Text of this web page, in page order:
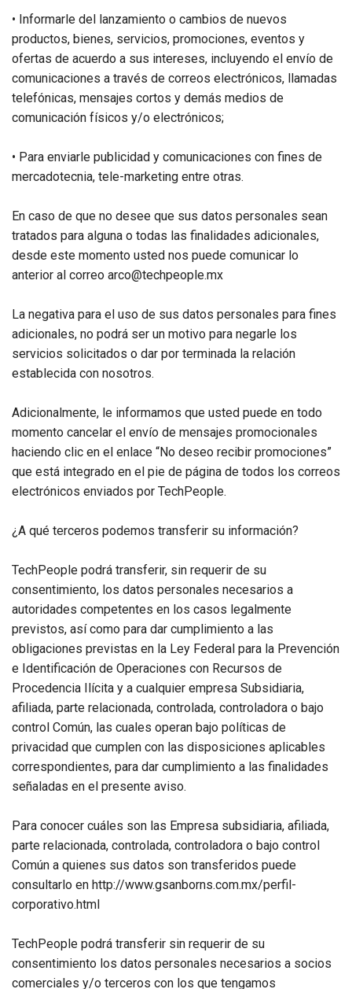
• Informarle del lanzamiento o cambios de nuevos
productos, bienes, servicios, promociones, eventos y
ofertas de acuerdo a sus intereses, incluyendo el envío de
comunicaciones a través de correos electrónicos, llamadas
telefónicas, mensajes cortos y demás medios de
comunicación físicos y/o electrónicos;
• Para enviarle publicidad y comunicaciones con fines de
mercadotecnia, tele-marketing entre otras.
En caso de que no desee que sus datos personales sean
tratados para alguna o todas las finalidades adicionales,
desde este momento usted nos puede comunicar lo
anterior al correo arco@techpeople.mx
La negativa para el uso de sus datos personales para fines
adicionales, no podrá ser un motivo para negarle los
servicios solicitados o dar por terminada la relación
establecida con nosotros.
Adicionalmente, le informamos que usted puede en todo
momento cancelar el envío de mensajes promocionales
haciendo clic en el enlace “No deseo recibir promociones”
que está integrado en el pie de página de todos los correos
electrónicos enviados por TechPeople.
¿A qué terceros podemos transferir su información?
TechPeople podrá transferir, sin requerir de su
consentimiento, los datos personales necesarios a
autoridades competentes en los casos legalmente
previstos, así como para dar cumplimiento a las
obligaciones previstas en la Ley Federal para la Prevención
e Identificación de Operaciones con Recursos de
Procedencia Ilícita y a cualquier empresa Subsidiaria,
afiliada, parte relacionada, controlada, controladora o bajo
control Común, las cuales operan bajo políticas de
privacidad que cumplen con las disposiciones aplicables
correspondientes, para dar cumplimiento a las finalidades
señaladas en el presente aviso.
Para conocer cuáles son las Empresa subsidiaria, afiliada,
parte relacionada, controlada, controladora o bajo control
Común a quienes sus datos son transferidos puede
consultarlo en http://www.gsanborns.com.mx/perfil-
corporativo.html
TechPeople podrá transferir sin requerir de su
consentimiento los datos personales necesarios a socios
comerciales y/o terceros con los que tengamos